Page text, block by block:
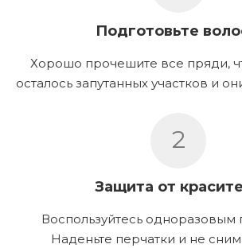
Подготовьте
Хорошо прочешите все пряди,
осталось запутанных участков и
2
Защита от
Воспользуйтесь
Наденьте перчатки и не